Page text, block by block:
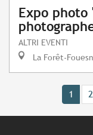
Expo
ALTRI EVENTI
La Forêt-
1 2